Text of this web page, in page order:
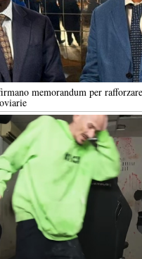
memorandum per